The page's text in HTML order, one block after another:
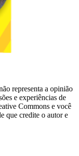
representa a opinião
e experiências de
Commons e você
que credite o autor e